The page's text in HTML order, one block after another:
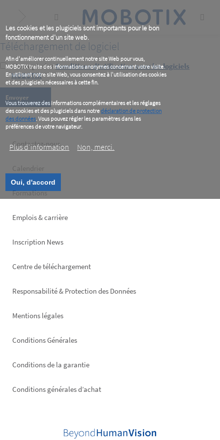
Les cookies et les plugiciels sont importants pour le bon
fonctionnement d'un site web.
Afin d'améliorer continuellement notre site Web pour vous,
MOBOTIX traite des informations anonymes concernant votre visite.
En utilisant notre site Web, vous consentez à l'utilisation des cookies
et des plugiciels nécessaires à cette fin.
Vous trouverez des informations complémentaires et les réglages
des cookies et des plugiciels dans notredéclaration de protection
des données. Vous pouvez régler les paramètres dans les
préférences de votre navigateur.
Plus d‘information Non, merci.
Oui, d'accord
content
Téléchargement de logiciel
J’accepte lesConditions d’utilisation pour les logiciels
MOBOTIX*
Footer
Contactez-nous
Calendrier
Formations
Emplois & carrière
Inscription News
Footer
Centre de téléchargement
Responsabilité & Protection des Données
Mentions légales
Conditions Générales
Conditions de la garantie
Conditions générales d’achat